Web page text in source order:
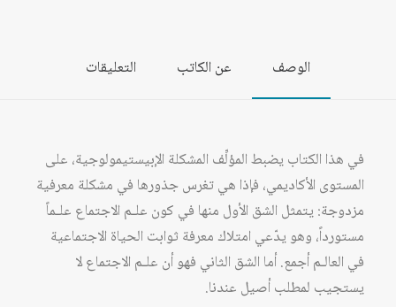
الوصف عن الكاتب التعليقات
في هذا الكتاب يضبط المؤلِّف المشكلة الإبيستيمولوجية، على
المستوى الأكاديمي، فإذا هي تغرس جذورها في مشكلة معرفية
مزدوجة: يتمثل الشق الأول منها في كون علـم الاجتماع علـماً
مستورداً، وهو يدّعي امتلاك معرفة ثوابت الحياة الاجتماعية
في العالـم أجمع. أما الشق الثاني فهو أن علـم الاجتماع لا
يستجيب لمطلب أصيل عندنا.